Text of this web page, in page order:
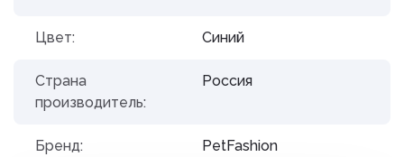
Цвет: Синий
Страна
производитель:
Россия
Бренд: PetFashion